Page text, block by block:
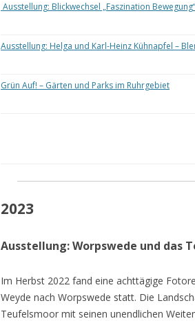
Ausstellung: Blickwechsel „Faszination Bewegung“
Ausstellung: Helga und Karl-Heinz Kühnapfel –
Grün Auf! – Gärten und Parks im Ruhrgebiet
2023
Ausstellung: Worpswede und das
Im Herbst 2022 fand eine achttägige
Weyde nach Worpswede statt. Die
Teufelsmoor mit seinen unendlichen